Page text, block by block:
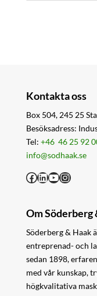
Kontakta oss
Box 504, 245 25
Besöksadress:
Tel: +46 46 25 92
info@sodhaak.se
Facebook
LinkedIn
YouTube
Instagram
Om Söderberg
Söderberg & Haak
entreprenad- och
sedan 1898,
med vår kunskap,
högkvalitativa